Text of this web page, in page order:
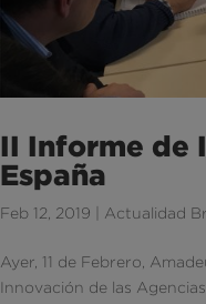
II Informe de
España
Feb 12, 2019 Actualidad
Ayer, 11 de Febrero,
Innovación de las